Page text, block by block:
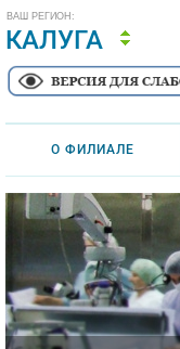
ВАШ РЕГИОН:
КАЛУГА
О ФИЛИАЛЕ